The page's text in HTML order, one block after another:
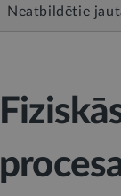
Neatbildētie